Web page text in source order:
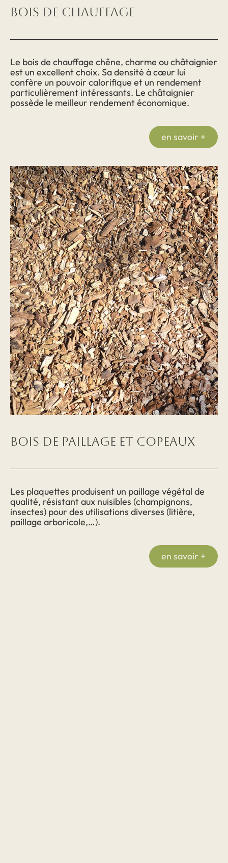
Bois de chauffage
Le bois de chauffage chêne, charme ou châtaignier
est un excellent choix. Sa densité à cœur lui
confère un pouvoir calorifique et un rendement
particulièrement intéressants. Le châtaignier
possède le meilleur rendement économique.
en savoir +
Bois de paillage et copeaux
Les plaquettes produisent un paillage végétal de
qualité, résistant aux nuisibles (champignons,
insectes) pour des utilisations diverses (litière,
paillage arboricole,…).
en savoir +